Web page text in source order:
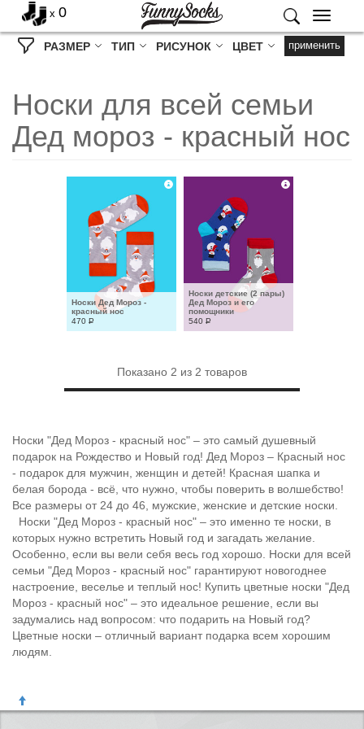
Меню
x 0
РАЗМЕР ТИП РИСУНОК ЦВЕТ применить
Носки для всей семьи
Дед мороз - красный нос
Носки Дед Мороз -
красный нос
470 Р
Носки детские (2 пары)
Дед Мороз и его
помощники
540 Р
Показано 2 из 2 товаров
Носки "Дед Мороз - красный нос" – это самый душевный
подарок на Рождество и Новый год! Дед Мороз – Красный нос
- подарок для мужчин, женщин и детей! Красная шапка и
белая борода - всё, что нужно, чтобы поверить в волшебство!
Все размеры от 24 до 46, мужские, женские и детские носки.
Носки "Дед Мороз - красный нос" – это именно те носки, в
которых нужно встретить Новый год и загадать желание.
Особенно, если вы вели себя весь год хорошо. Носки для всей
семьи "Дед Мороз - красный нос" гарантируют новогоднее
настроение, веселье и теплый нос! Купить цветные носки "Дед
Мороз - красный нос" – это идеальное решение, если вы
задумались над вопросом: что подарить на Новый год?
Цветные носки – отличный вариант подарка всем хорошим
людям.